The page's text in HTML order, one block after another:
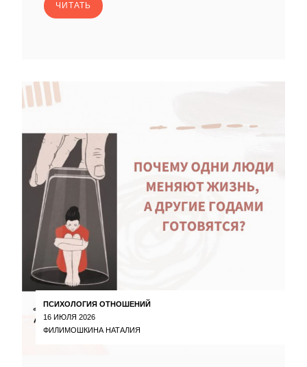
ЧИТАТЬ
ПСИХОЛОГИЯ ОТНОШЕНИЙ
16 ИЮЛЯ 2026
ФИЛИМОШКИНА НАТАЛИЯ